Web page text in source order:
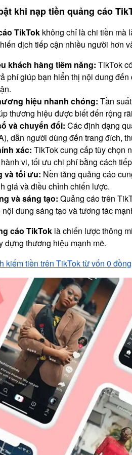
khi nạp tiền quảng cáo
TikTok không chỉ là chi tiền mà
dịch tiếp cận nhiều người hơn
khách hàng tiềm năng: TikTok
phí giúp bạn hiển thị nội dung
hiệu nhanh chóng: Tần
thương hiệu được biết đến rộng
và chuyển đổi: Các định dạng
dẫn người dùng đến trang đích,
xác: TikTok cung cấp tùy chọn
vi, tối ưu chi phí bằng cách
và tối ưu: Nền tảng quảng cáo
giá và điều chỉnh chiến lược.
và sáng tạo: Quảng cáo trên
dung sáng tạo và tương tác
cáo TikTok là chiến lược thông
dựng thương hiệu mạnh mẽ.
kiếm tiền trên TikTok từ vốn 0